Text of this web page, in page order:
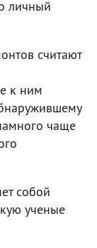
личный
считают
к ним
чаще
собой
ученые